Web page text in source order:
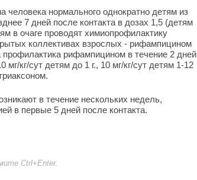
человека нормального однократно детям из
7 дней после контакта в дозах 1,5 (детям
в очаге проводят химиопрофилактику
коллективах взрослых - рифампицином
рифампицином в течение 2 дней
кг/сут детям до 1 г., 10 мг/кг/сут детям 1-12
в течение нескольких недель,
в первые 5 дней после контакта.
Ctrl+Enter.